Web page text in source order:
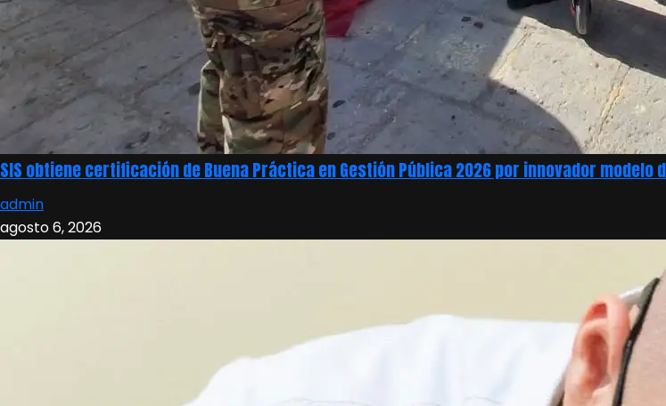
SIS obtiene certificación de Buena Práctica en Gestión Pública 2026 por innovador modelo
admin
agosto 6, 2026